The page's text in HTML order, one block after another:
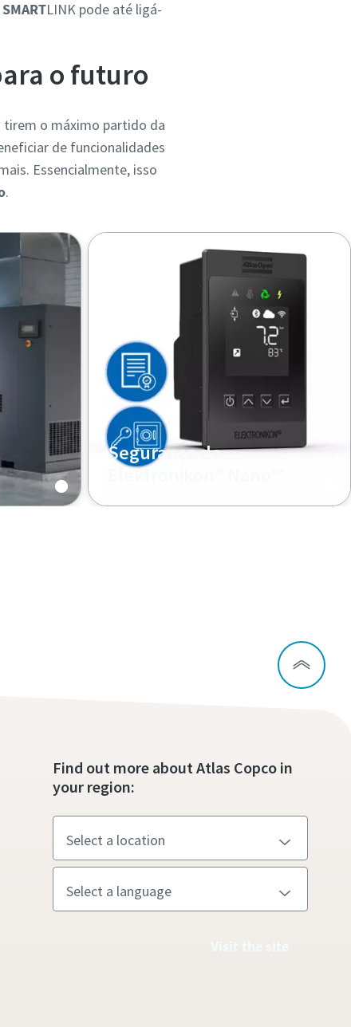
SMARTLINK pode até ligá-
o futuro
tirem o máximo partido da
de funcionalidades
Essencialmente, isso
.
Segurança do
Elektronikon® Nano™
Encriptação, autenticação e
Find out more about Atlas Copco in
your region: